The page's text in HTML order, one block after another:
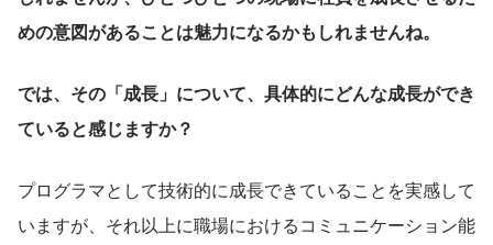
めの意図があることは魅力になるかもしれませんね。
では、その「成長」について、具体的にどんな成長ができ
ていると感じますか？
プログラマとして技術的に成長できていることを実感して
いますが、それ以上に職場におけるコミュニケーション能